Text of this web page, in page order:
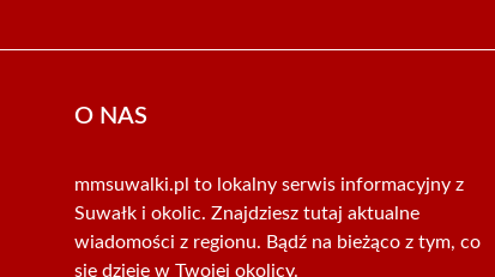
O NAS
mmsuwalki.pl to lokalny serwis informacyjny z
Suwałk i okolic. Znajdziesz tutaj aktualne
wiadomości z regionu. Bądź na bieżąco z tym, co
się dzieje w Twojej okolicy.